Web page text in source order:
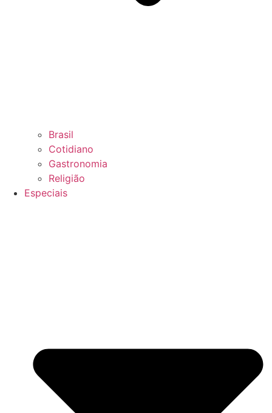
Brasil
Cotidiano
Gastronomia
Religião
Especiais